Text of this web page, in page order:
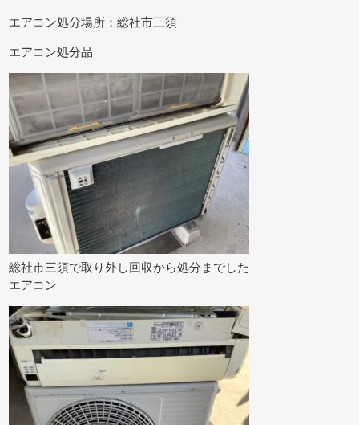
エアコン処分場所：総社市三須
エアコン処分品
総社市三須で取り外し回収から処分までした
エアコン